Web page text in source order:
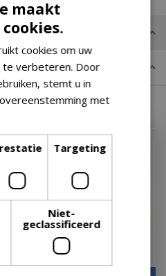
maakt
cookies om uw
te verbeteren. Door
stemt u in
met
Targeting
Niet-
geclassificeerd